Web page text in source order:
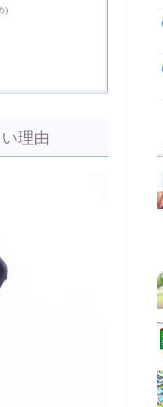
)
理由